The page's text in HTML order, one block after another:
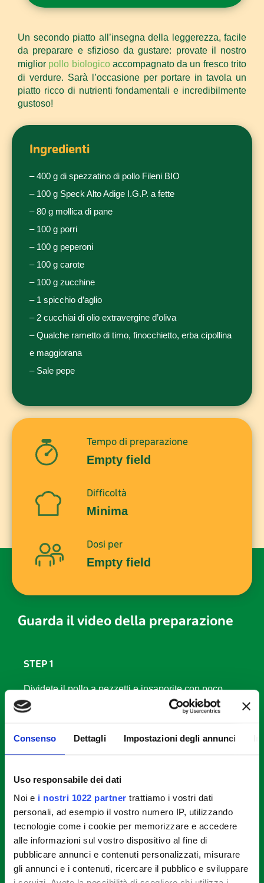
Consenso Dettagli Impostazioni degli annunci
Uso responsabile dei dati
Noi e i nostri 1022 partner trattiamo i vostri dati
personali, ad esempio il vostro numero IP, utilizzando
tecnologie come i cookie per memorizzare e accedere
alle informazioni sul vostro dispositivo al fine di
pubblicare annunci e contenuti personalizzati, misurare
gli annunci e i contenuti, ricercare il pubblico e sviluppare
Un secondo piatto all’insegna della leggerezza, facile
da preparare e sfizioso da gustare: provate il nostro
miglior pollo biologicoaccompagnato da un fresco trito
di verdure. Sarà l’occasione per portare in tavola un
piatto ricco di nutrienti fondamentali e incredibilmente
gustoso!
Ingredienti
– 400 g di spezzatino di pollo Fileni BIO
– 100 g Speck Alto Adige I.G.P. a fette
– 80 g mollica di pane
– 100 g porri
– 100 g peperoni
– 100 g carote
– 100 g zucchine
– 1 spicchio d’aglio
– 2 cucchiai di olio extravergine d’oliva
– Qualche rametto di timo, finocchietto, erba cipollina
e maggiorana
– Sale pepe
Tempo di preparazione
Empty field
Difficoltà
Minima
Dosi per
Empty field
STEP 1
Dividete il pollo a pezzetti e insaporite con poco
sale e pepe. Avvolgete i bocconcini ottenuti con lo
speck.
STEP 2
Frullate la mollica con le erbe aromatiche e passate
nello speck.
STEP 3
Pulite i porri, i peperoni, le carote e le zucchine
quindi dividetele a cubettini. In un tegame con l’olio
Guarda il video della preparazione